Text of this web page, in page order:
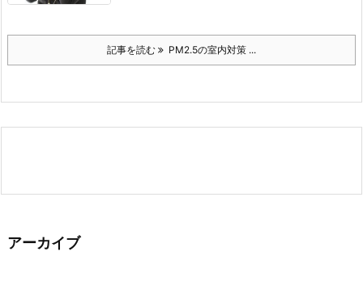
記事を読む PM2.5の室内対策 ...
アーカイブ